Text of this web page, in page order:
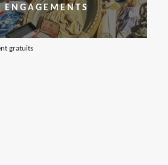
ENGAGEMENTS
gratuits